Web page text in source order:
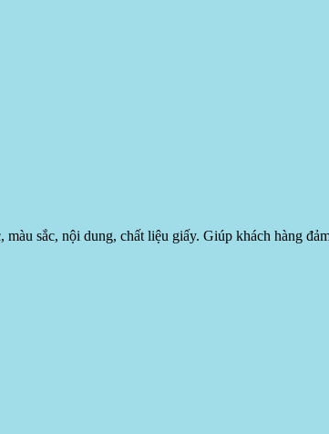
sắc, nội dung, chất liệu giấy. Giúp khách hàng